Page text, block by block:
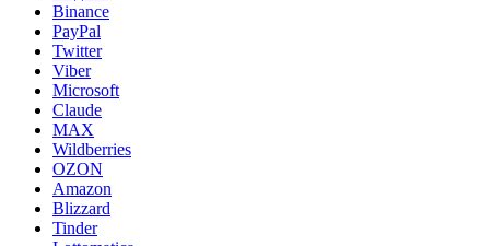
Binance
PayPal
Twitter
Viber
Microsoft
Claude
MAX
Wildberries
OZON
Amazon
Blizzard
Tinder